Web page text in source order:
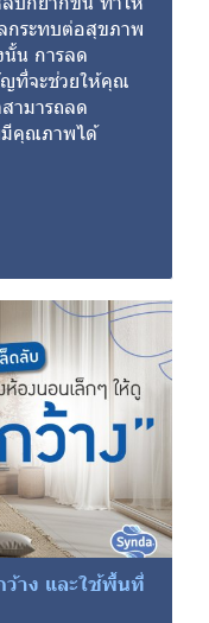
กระทบต่อสุขภาพ
นั้น การลด
ญที่จะช่วยให้คุณ
ามารถลด
มีคุณภาพได้
ว้าง และใช้พื้นที่